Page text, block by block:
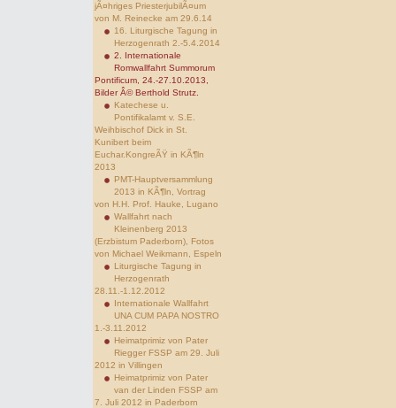
jÃ¤hriges PriesterjubilÃ¤um
von M. Reinecke am 29.6.14
16. Liturgische Tagung in
Herzogenrath 2.-5.4.2014
2. Internationale
Romwallfahrt Summorum
Pontificum, 24.-27.10.2013,
Bilder Â© Berthold Strutz.
Katechese u.
Pontifikalamt v. S.E.
Weihbischof Dick in St.
Kunibert beim
Euchar.KongreÃŸ in KÃ¶ln
2013
PMT-Hauptversammlung
2013 in KÃ¶ln, Vortrag
von H.H. Prof. Hauke, Lugano
Wallfahrt nach
Kleinenberg 2013
(Erzbistum Paderborn), Fotos
von Michael Weikmann, Espeln
Liturgische Tagung in
Herzogenrath
28.11.-1.12.2012
Internationale Wallfahrt
UNA CUM PAPA NOSTRO
1.-3.11.2012
Heimatprimiz von Pater
Riegger FSSP am 29. Juli
2012 in Villingen
Heimatprimiz von Pater
van der Linden FSSP am
7. Juli 2012 in Paderborn